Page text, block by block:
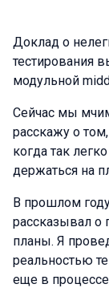
Доклад о
тестирования
модульной
Сейчас мы
расскажу о
когда так
держаться на
В прошлом
рассказывал о
планы. Я
реальностью
еще в